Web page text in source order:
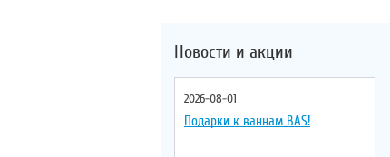
Новости и акции
2026-08-01
Подарки к ваннам BAS!